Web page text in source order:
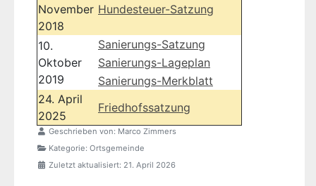
November
2018
Hundesteuer-Satzung
10.
Oktober
2019
Sanierungs-Satzung
Sanierungs-Lageplan
Sanierungs-Merkblatt
24. April
2025
Friedhofssatzung
Geschrieben von: Marco Zimmers
Kategorie: Ortsgemeinde
Zuletzt aktualisiert: 21. April 2026